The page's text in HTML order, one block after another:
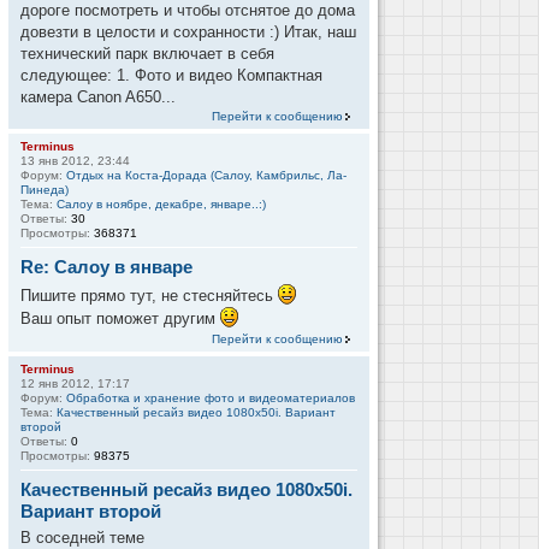
дороге посмотреть и чтобы отснятое до дома
довезти в целости и сохранности :) Итак, наш
технический парк включает в себя
следующее: 1. Фото и видео Компактная
камера Canon A650...
Перейти к сообщению
Terminus
13 янв 2012, 23:44
Форум: Отдых на Коста-Дорада (Салоу, Камбрильс, Ла-
Пинеда)
Тема: Салоу в ноябре, декабре, январе..:)
Ответы: 30
Просмотры: 368371
Re: Салоу в январе
Пишите прямо тут, не стесняйтесь
Ваш опыт поможет другим
Перейти к сообщению
Terminus
12 янв 2012, 17:17
Форум: Обработка и хранение фото и видеоматериалов
Тема: Качественный ресайз видео 1080x50i. Вариант
второй
Ответы: 0
Просмотры: 98375
Качественный ресайз видео 1080x50i.
Вариант второй
В соседней теме